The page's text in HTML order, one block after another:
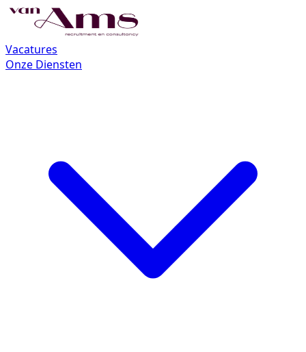
Vacatures
Onze Diensten